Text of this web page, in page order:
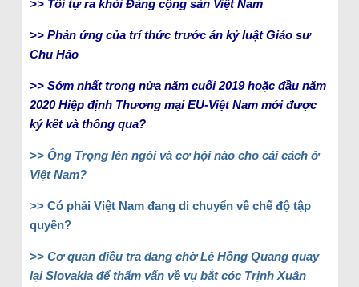
>> Tôi tự ra khỏi Đảng cộng sản Việt Nam
>> Phản ứng của trí thức trước án kỷ luật Giáo sư
Chu Hảo
>> Sớm nhất trong nửa năm cuối 2019 hoặc đầu năm
2020 Hiệp định Thương mại EU-Việt Nam mới được
ký kết và thông qua?
>> Ông Trọng lên ngôi và cơ hội nào cho cải cách ở
Việt Nam?
>> Có phải Việt Nam đang di chuyển về chế độ tập
quyền?
>> Cơ quan điều tra đang chờ Lê Hồng Quang quay
lại Slovakia để thẩm vấn về vụ bắt cóc Trịnh Xuân